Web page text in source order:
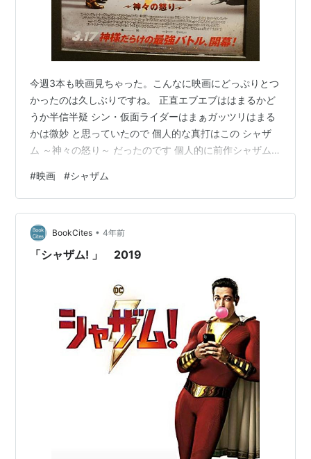
今週3本も映画見ちゃった。こんなに映画にどっぷりとつ
かったのは久しぶりですね。 正直エブエブははまるかど
うか半信半疑 シン・仮面ライダーはまぁガッツリはまる
かは微妙 と思っていたので 個人的な真打はこの シャザ
ム ～神々の怒り～ だったのです 個人的に前作シャザム
belphegor729.hatenablog.com アメコミ映画という枠で
も全然上位に来る超傑作と思っているんです 屈折した境
遇を持つひねくれた主人公が ひょんなことからスーパー
パワーを手に入れ 調子に乗ったり、間違えたりしながら
暖かい周りの環境に支えられ 一人のヒーローとして確
#映画 #シャザム
BookCites • 4年前
「シャザム! 」 2019